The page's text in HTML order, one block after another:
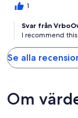
1
Svar från
I recommend
Se alla
Om